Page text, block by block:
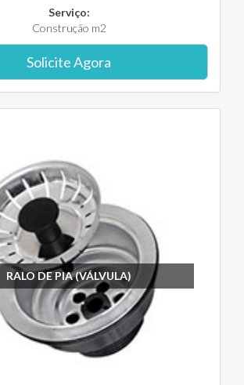
Serviço:
Construção m2
Solicite Agora
RALO DE PIA (VÁLVULA)